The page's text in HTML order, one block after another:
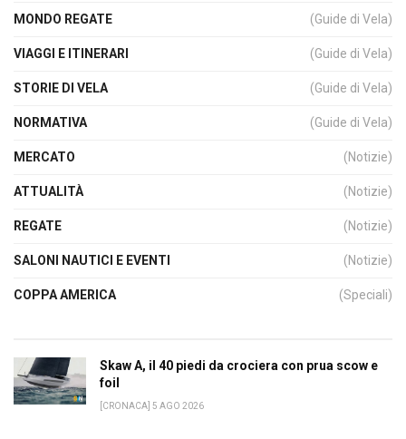
MONDO REGATE (Guide di Vela)
VIAGGI E ITINERARI (Guide di Vela)
STORIE DI VELA (Guide di Vela)
NORMATIVA (Guide di Vela)
MERCATO (Notizie)
ATTUALITÀ (Notizie)
REGATE (Notizie)
SALONI NAUTICI E EVENTI (Notizie)
COPPA AMERICA (Speciali)
Skaw A, il 40 piedi da crociera con prua scow e
foil
[CRONACA] 5 AGO 2026